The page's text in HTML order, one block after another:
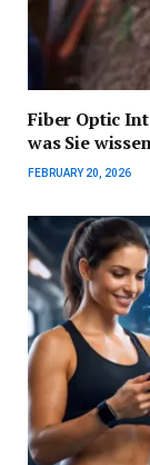
Fiber Optic
was Sie
FEBRUARY 20, 2026